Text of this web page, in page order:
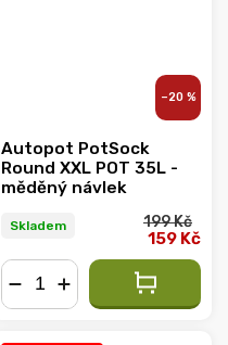
–20 %
Autopot PotSock
Round XXL POT 35L -
měděný návlek
Skladem 199 Kč
159 Kč